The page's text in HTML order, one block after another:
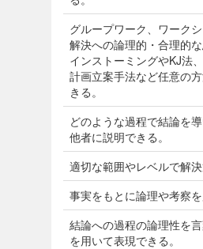
グループワーク、ワーク
解決への論理的・合理的
インストーミングやKJ法
計画立案手法など任意の
きる。
どのような過程で結論を
他者に説明できる。
適切な範囲やレベルで解決
事実をもとに論理や考察を
結論への過程の論理性を
を用いて表現できる。